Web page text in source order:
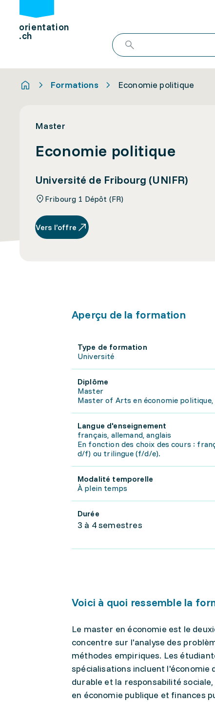
orientation
.ch
Formations Economie politique
Master
Economie politique
Université de Fribourg (UNIFR)
Fribourg 1 Dépôt (FR)
Vers l’offre
Aperçu de la formation
Type de formation
Université
Diplôme
Master
Master of Arts en économie
Langue d'enseignement
français, allemand, anglais
En fonction des choix des cours :
d/f) ou trilingue (f/d/e).
Modalité temporelle
À plein temps
Durée
3 à 4 semestres
Voici à quoi ressemble la
Le master en économie est le
concentre sur l'analyse des
méthodes empiriques. Les
spécialisations incluent l'économie
durable et la responsabilité
en économie publique et finances